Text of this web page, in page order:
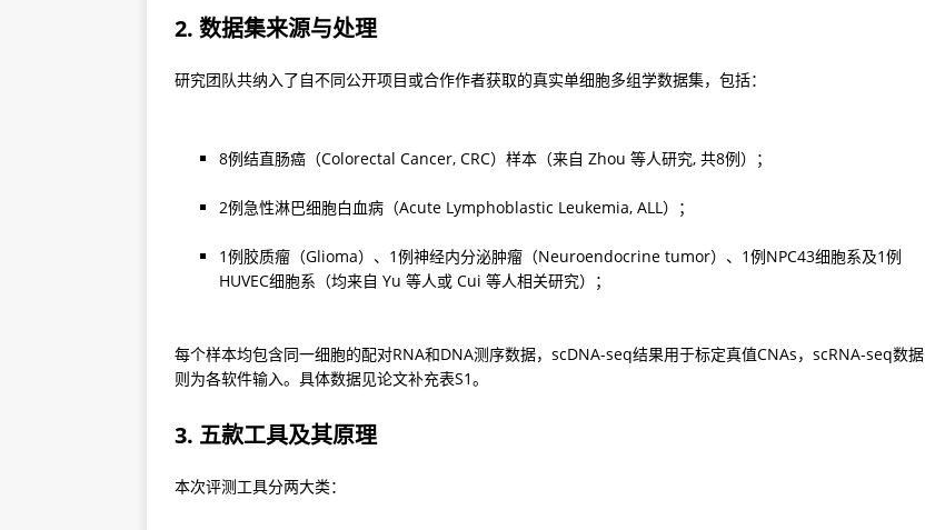
2. 数据集来源与处理
研究团队共纳入了自不同公开项目或合作作者获取的真实单细胞多组学数据集，包括：
8例结直肠癌（Colorectal Cancer, CRC）样本（来自 Zhou 等人研究, 共8例）；
2例急性淋巴细胞白血病（Acute Lymphoblastic Leukemia, ALL）；
1例胶质瘤（Glioma）、1例神经内分泌肿瘤（Neuroendocrine tumor）、1例NPC43细胞系及1例
HUVEC细胞系（均来自 Yu 等人或 Cui 等人相关研究）；
每个样本均包含同一细胞的配对RNA和DNA测序数据，scDNA-seq结果用于标定真值CNAs，scRNA-seq数据
则为各软件输入。具体数据见论文补充表S1。
3. 五款工具及其原理
本次评测工具分两大类：